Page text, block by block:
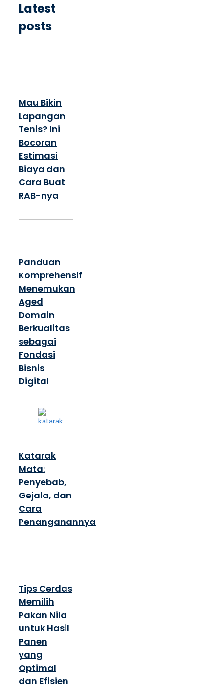
Latest
posts
Mau Bikin
Lapangan
Tenis? Ini
Bocoran
Estimasi
Biaya dan
Cara Buat
RAB-nya
Panduan
Komprehensif
Menemukan
Aged
Domain
Berkualitas
sebagai
Fondasi
Bisnis
Digital
Katarak
Mata:
Penyebab,
Gejala, dan
Cara
Penanganannya
Tips Cerdas
Memilih
Pakan Nila
untuk Hasil
Panen
yang
Optimal
dan Efisien